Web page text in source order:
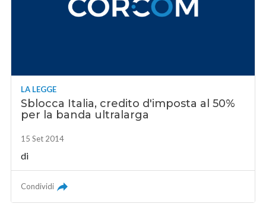
LA LEGGE
Sblocca Italia, credito d'imposta al 50%
per la banda ultralarga
15 Set 2014
di
Condividi